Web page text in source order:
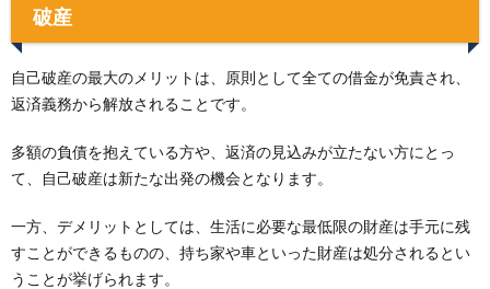
破産
自己破産の最大のメリットは、原則として全ての借金が免責され、
返済義務から解放されることです。
多額の負債を抱えている方や、返済の見込みが立たない方にとっ
て、自己破産は新たな出発の機会となります。
一方、デメリットとしては、生活に必要な最低限の財産は手元に残
すことができるものの、持ち家や車といった財産は処分されるとい
うことが挙げられます。